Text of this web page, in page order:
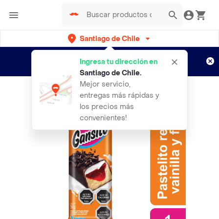
Santiago de Chile
Ingresa tu dirección en
Santiago de Chile.
Mejor servicio,
entregas más rápidas y
los precios más
convenientes!
envíos gratis por semanas
Aplican TyC